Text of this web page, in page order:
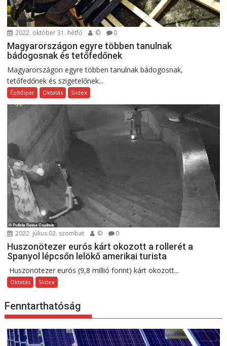
2022. október 31. hétfő © 0
Magyarországon egyre többen tanulnak
bádogosnak és tetőfedőnek
Magyarországon egyre többen tanulnak bádogosnak,
tetőfedőnek és szigetelőnek...
Építőipar Oktatás Slidex
2022. július 02. szombat © 0
Huszonötezer eurós kárt okozott a rollerét a
Spanyol lépcsőn lelökő amerikai turista
Huszonötezer eurós (9,8 millió forint) kárt okozott...
Oktatás Slidex
Fenntarthatóság